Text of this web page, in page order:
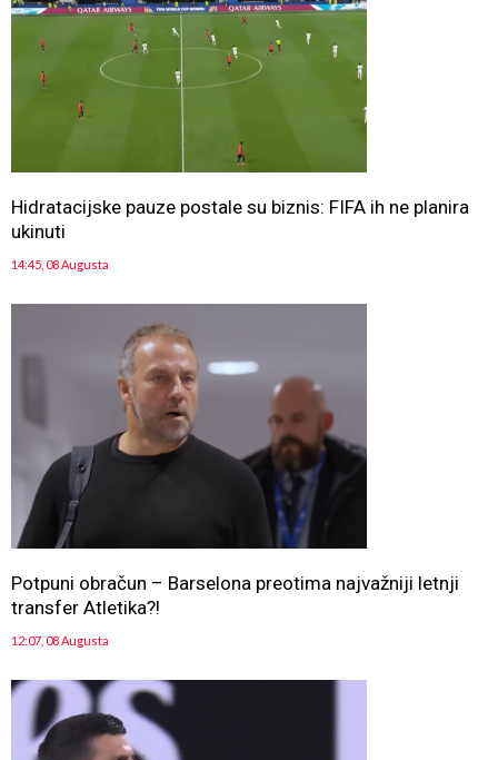
Hidratacijske pauze postale su biznis: FIFA ih ne planira
ukinuti
14:45, 08 Augusta
Potpuni obračun – Barselona preotima najvažniji letnji
transfer Atletika?!
12:07, 08 Augusta